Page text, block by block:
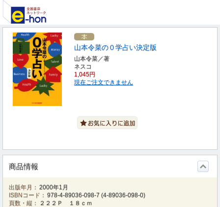
山本令菜の０学占い決定版
山本令菜／著
ネスコ
1,045円
現在ご注文できません
商品情報
出版年月： 2000年1月
ISBNコード： 978-4-89036-098-7 (4-89036-098-0)
頁数・縦：
２２２Ｐ １８ｃｍ